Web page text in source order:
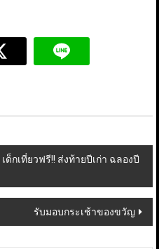
กเที่ยวฟรี!! ส่งท้ายปีเก่า ฉลองปี
รับมอบกระเช้าของขวัญ